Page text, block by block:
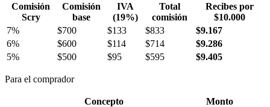
Comisión
Scry
Comisión
base
IVA
(19%)
Total
comisión
Recibes por
$10.000
7%
$700 $133 $833
$9.167
6%
$600 $114 $714
$9.286
5%
$500 $95 $595 $9.405
Para el comprador
Concepto
Monto